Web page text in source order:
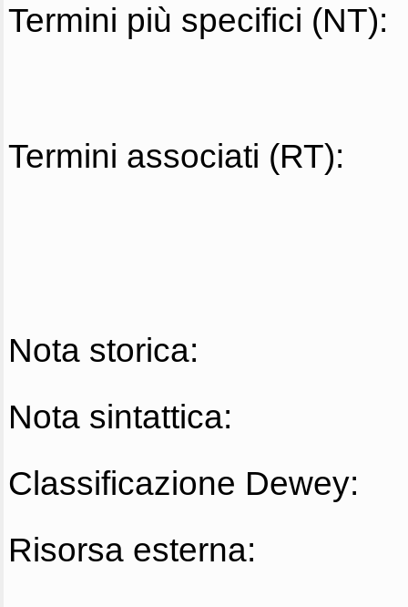
Termini più specifici (NT):
Termini associati (RT):
Nota storica:
Nota sintattica:
Classificazione Dewey:
Risorsa esterna: